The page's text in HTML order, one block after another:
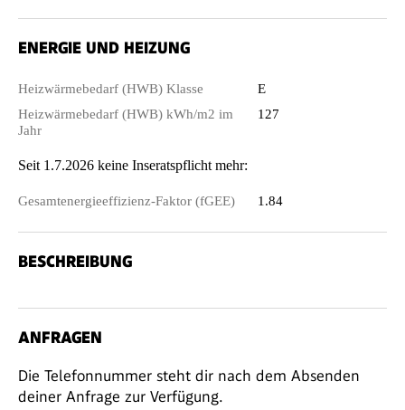
ENERGIE UND HEIZUNG
Heizwärmebedarf (HWB) Klasse
E
Heizwärmebedarf (HWB) kWh/m2 im
Jahr
127
Seit 1.7.2026 keine Inseratspflicht mehr:
Gesamtenergieeffizienz-Faktor (fGEE) 1.84
BESCHREIBUNG
ANFRAGEN
Die Telefonnummer steht dir nach dem Absenden
deiner Anfrage zur Verfügung.